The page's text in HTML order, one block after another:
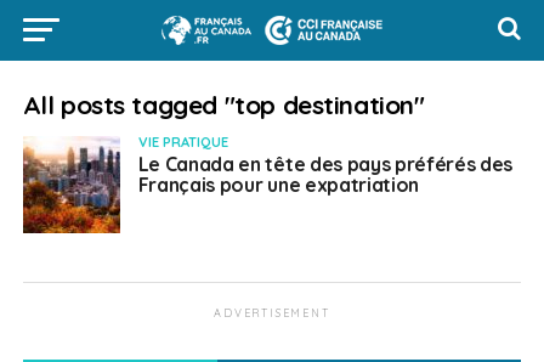
All posts tagged "top destination"
VIE PRATIQUE
Le Canada en tête des pays préférés des
Français pour une expatriation
ADVERTISEMENT